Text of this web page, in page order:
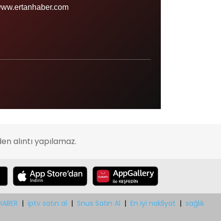
Sinop
Tekirdağ
Tunceli
Van
Yozgat
Zonguldak
alıntı yapılamaz.
| iptv satın al | Snus Satın Al | En iyi nakliyat | sağlık